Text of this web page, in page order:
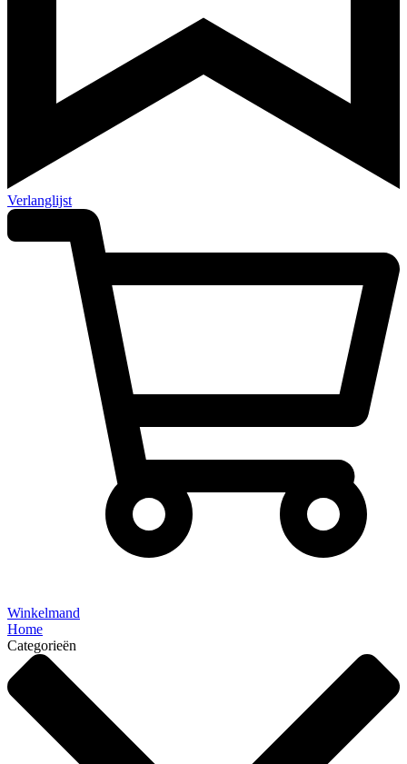
Verlanglijst
Winkelmand
Home
Categorieën